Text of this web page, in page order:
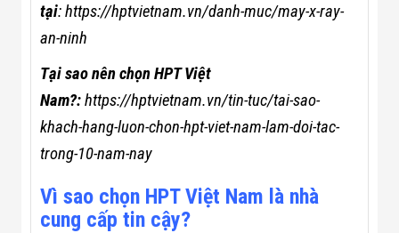
tại:https://hptvietnam.vn/danh-muc/may-x-ray-
an-ninh
Tại sao nên chọn HPT Việt
Nam?:https://hptvietnam.vn/tin-tuc/tai-sao-
khach-hang-luon-chon-hpt-viet-nam-lam-doi-tac-
trong-10-nam-nay
Vì sao chọn HPT Việt Nam là nhà
cung cấp tin cậy?